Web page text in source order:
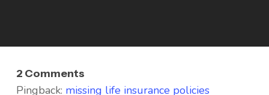
2 Comments
Pingback: missing life insurance policies